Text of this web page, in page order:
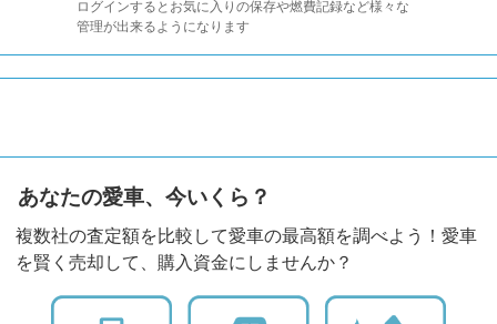
ログインするとお気に入りの保存や燃費記録など様々な
管理が出来るようになります
あなたの愛車、今いくら？
複数社の査定額を比較して愛車の最高額を調べよう！愛車
を賢く売却して、購入資金にしませんか？